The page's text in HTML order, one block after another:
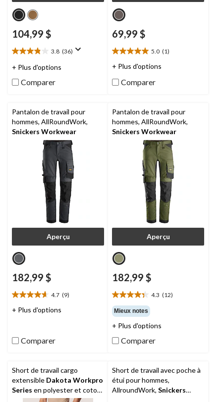
104,99 $
3.8 (36)
3.8
étoile(s)
5.
+ Plus d'options
Comparer
69,99 $
5.0 (1)
5.0
étoile(s)
5.
+ Plus d'options
Comparer
Pantalon de travail pour
hommes, AllRoundWork,
Snickers Workwear
Aperçu
182,99 $
4.7 (9)
4.7
étoile(s)
9
évaluations
+ Plus d'options
Comparer
Pantalon de travail pour
hommes, AllRoundWork,
Snickers Workwear
Aperçu
182,99 $
4.3 (12)
4.3
étoile(s)
sur
5.
12
évaluations
Mieux notes
+ Plus d'options
Comparer
Short de travail cargo
extensible Dakota Workpro
Series en polyester et coton,
pour hommes
Short de travail avec poche à
étui pour hommes,
AllroundWork, Snickers